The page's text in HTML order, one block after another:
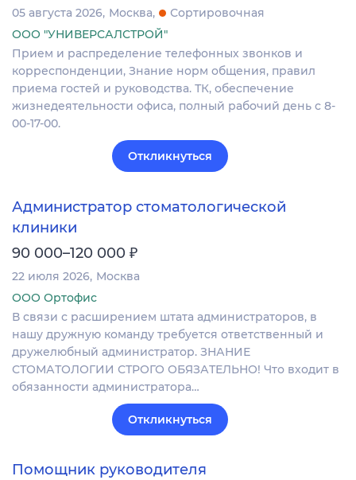
05 августа 2026 Москва
Сортировочная
ООО "УНИВЕРСАЛСТРОЙ"
Прием и распределение телефонных звонков и
корреспонденции, Знание норм общения, правил
приема гостей и руководства. ТК, обеспечение
жизнедеятельности офиса, полный рабочий день с 8-
00-17-00.
Откликнуться
Администратор стоматологической
клиники
90 000–120 000 ₽
22 июля 2026 Москва
ООО Ортофис
В связи с расширением штата администраторов, в
нашу дружную команду требуется ответственный и
дружелюбный администратор. ЗНАНИЕ
СТОМАТОЛОГИИ СТРОГО ОБЯЗАТЕЛЬНО! Что входит в
обязанности администратора…
Откликнуться
Помощник руководителя